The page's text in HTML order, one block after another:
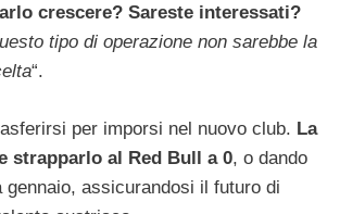
crescere? Sareste interessati?
tipo di operazione non sarebbe la
“.
per imporsi nel nuovo club. La
strapparlo al Red Bull a 0, o dando
gennaio, assicurandosi il futuro di